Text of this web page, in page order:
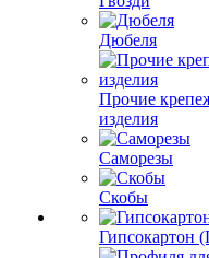
Дюбеля
Прочие
изделия
Саморезы
Скобы
Гипсокартон